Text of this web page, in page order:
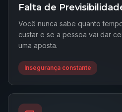
Falta de
Você nunca sabe quanto
custar e se a pessoa vai dar
uma aposta.
Insegurança constante